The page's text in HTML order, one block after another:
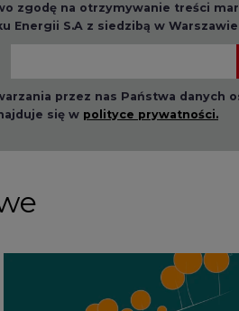
zgodę na otrzymywanie treści
Energii S.A z siedzibą w
przez nas Państwa danych
się w polityce prywatności.